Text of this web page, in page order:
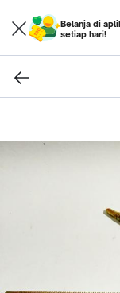
Belanja di
setiap hari!